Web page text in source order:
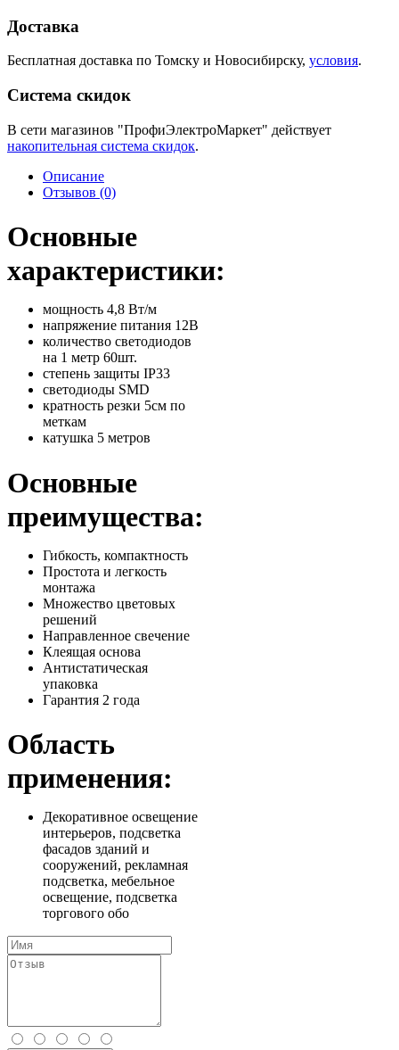
Доставка
Бесплатная доставка по Томску и Новосибирску, условия.
Система скидок
В сети магазинов "ПрофиЭлектроМаркет" действует
накопительная система скидок.
Описание
Отзывов (0)
Основные
характеристики:
мощность 4,8 Вт/м
напряжение питания 12В
количество светодиодов
на 1 метр 60шт.
степень защиты IP33
светодиоды SMD
кратность резки 5см по
меткам
катушка 5 метров
Основные
преимущества:
Гибкость, компактность
Простота и легкость
монтажа
Множество цветовых
решений
Направленное свечение
Клеящая основа
Антистатическая
упаковка
Гарантия 2 года
Область
применения:
Декоративное освещение
интерьеров, подсветка
фасадов зданий и
сооружений, рекламная
подсветка, мебельное
освещение, подсветка
торгового обо